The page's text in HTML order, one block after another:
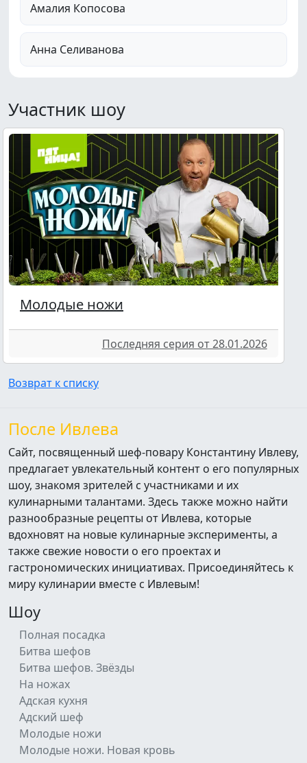
Амалия Копосова
Анна Селиванова
Участник шоу
Молодые ножи
Последняя серия от 28.01.2026
Возврат к списку
После Ивлева
Сайт, посвященный шеф-повару Константину Ивлеву,
предлагает увлекательный контент о его популярных
шоу, знакомя зрителей с участниками и их
кулинарными талантами. Здесь также можно найти
разнообразные рецепты от Ивлева, которые
вдохновят на новые кулинарные эксперименты, а
также свежие новости о его проектах и
гастрономических инициативах. Присоединяйтесь к
миру кулинарии вместе с Ивлевым!
Шоу
Полная посадка
Битва шефов
Битва шефов. Звёзды
На ножах
Адская кухня
Адский шеф
Молодые ножи
Молодые ножи. Новая кровь